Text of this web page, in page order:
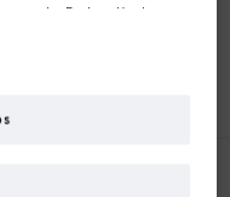
Bond
nuestra Declaración de
utilizaremos cookies y
personalizado
en sitios web de terceros,